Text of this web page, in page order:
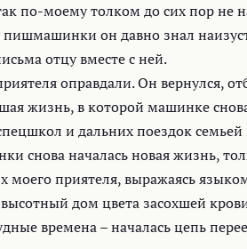
по-моему толком до сих пор не
пишмашинки он давно знал
отцу вместе с ней.
оправдали. Он вернулся,
жизнь, в которой машинке
и дальних поездок
снова началась новая жизнь,
моего приятеля, выражаясь
дом цвета засохшей
времена – началась цепь